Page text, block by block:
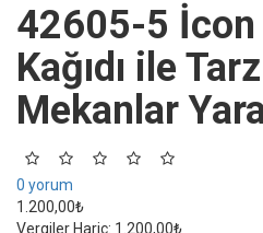
42605-5 İcon
Kağıdı ile
Mekanlar
0 yorum
1.200,00₺
Vergiler Hariç: 1.200,00₺